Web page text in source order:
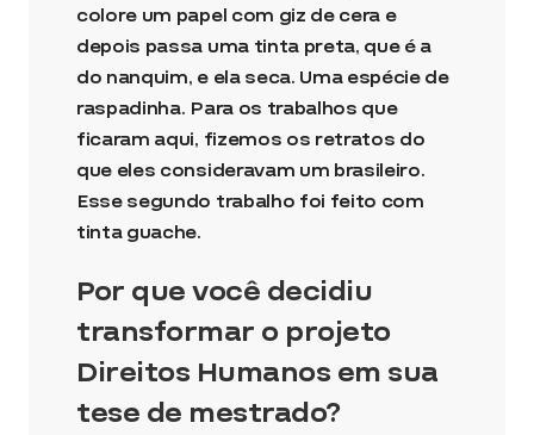
colore um papel com giz de cera e
depois passa uma tinta preta, que é a
do nanquim, e ela seca. Uma espécie de
raspadinha. Para os trabalhos que
ficaram aqui, fizemos os retratos do
que eles consideravam um brasileiro.
Esse segundo trabalho foi feito com
tinta guache.
Por que você decidiu
transformar o projeto
Direitos Humanos em sua
tese de mestrado?